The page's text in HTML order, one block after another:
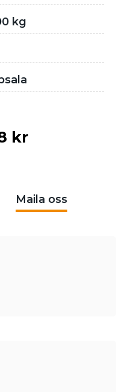
kg
kr
Maila oss